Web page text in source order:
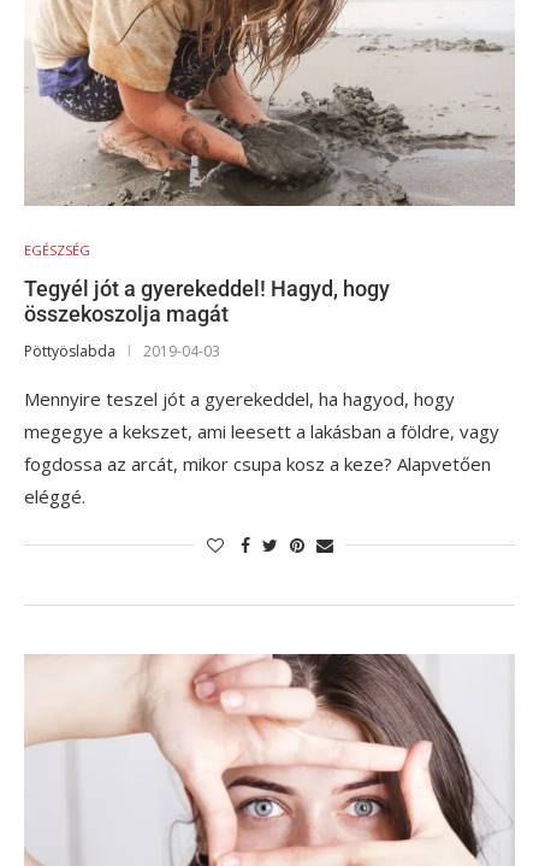
EGÉSZSÉG
Tegyél jót a gyerekeddel! Hagyd, hogy
összekoszolja magát
Pöttyöslabda 2019-04-03
Mennyire teszel jót a gyerekeddel, ha hagyod, hogy
megegye a kekszet, ami leesett a lakásban a földre, vagy
fogdossa az arcát, mikor csupa kosz a keze? Alapvetően
eléggé.